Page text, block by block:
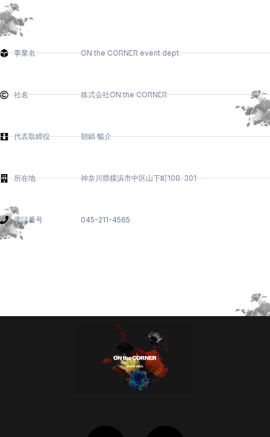
事業名 ON the CORNER event dept
社名 株式会社ON the CORNER
代表取締役 朝鍋 暢介
所在地 神奈川県横浜市中区山下町108-301
電話番号 045-211-4565